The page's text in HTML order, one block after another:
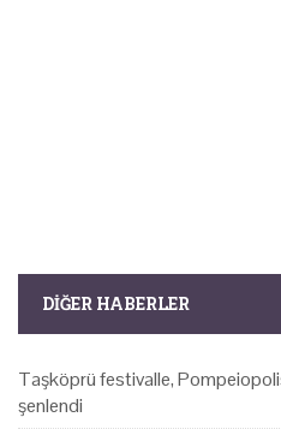
DIĞER HABERLER
Taşköprü festivalle,
şenlendi